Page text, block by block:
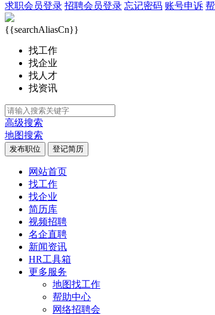
求职会员登录 招聘会员登录 忘记密码 账号申诉
{{searchAliasCn}}
找工作
找企业
找人才
找资讯
高级搜索
地图搜索
发布职位 登记简历
网站首页
找工作
找企业
简历库
视频招聘
名企直聘
新闻资讯
HR工具箱
更多服务
地图找工作
帮助中心
网络招聘会